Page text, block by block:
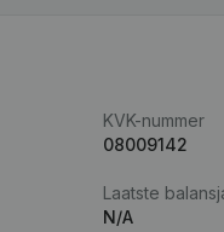
KVK-nummer
08009142
Laatste
N/A